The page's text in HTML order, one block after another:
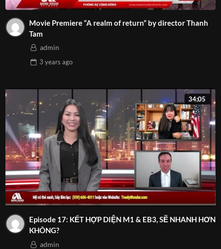
Movie Premiere “A realm of return” by director Thanh
Tam
admin
3 years ago
34:05
Episode 17: KẾT HỢP DIỆN M1 & EB3, SẼ NHANH HƠN
KHÔNG?
admin